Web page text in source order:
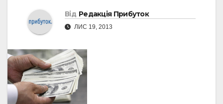
Від Редакція Прибуток
ЛИС 19, 2013